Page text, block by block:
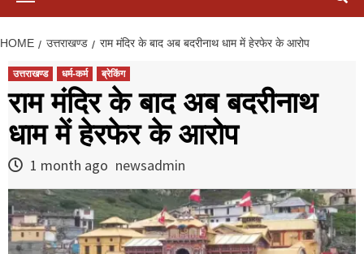
HOME उत्तराखण्ड राम मंदिर के बाद अब बदरीनाथ धाम में हेरफेर के आरोप
उत्तराखण्ड धर्म-कर्म ब्रेकिंग
राम मंदिर के बाद अब बदरीनाथ
धाम में हेरफेर के आरोप
1 month ago newsadmin